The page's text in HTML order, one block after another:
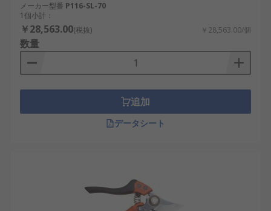
メーカー型番 P116-SL-70
1個小計：
￥28,563.00(税抜) ￥28,563.00/個
数量
追加
データシート